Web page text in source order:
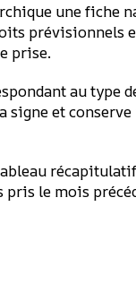
une fiche
prévisionnels
prise.
au type
signe et conserve
pris le mois